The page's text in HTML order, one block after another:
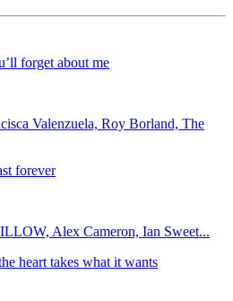
forget about me
Valenzuela, Roy Borland, The
forever
Alex Cameron, Ian Sweet...
heart takes what it wants